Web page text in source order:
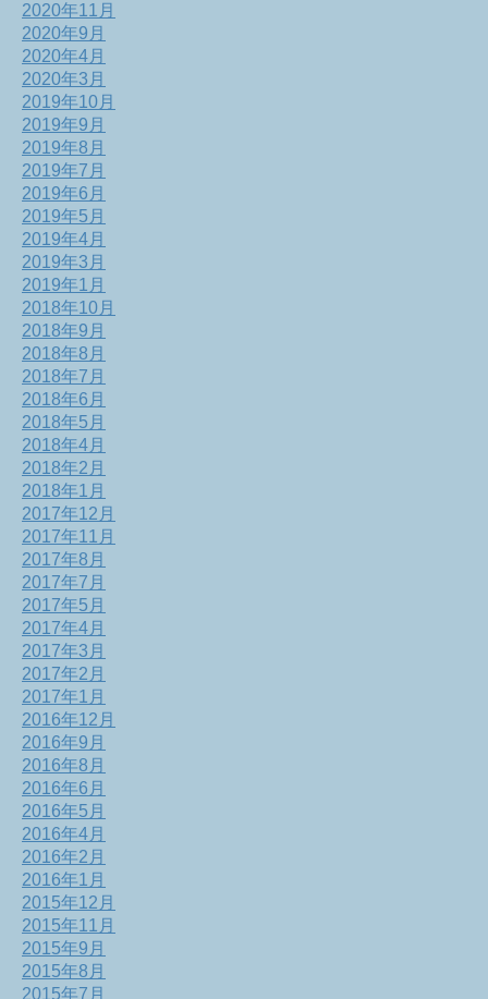
2020年11月
2020年9月
2020年4月
2020年3月
2019年10月
2019年9月
2019年8月
2019年7月
2019年6月
2019年5月
2019年4月
2019年3月
2019年1月
2018年10月
2018年9月
2018年8月
2018年7月
2018年6月
2018年5月
2018年4月
2018年2月
2018年1月
2017年12月
2017年11月
2017年8月
2017年7月
2017年5月
2017年4月
2017年3月
2017年2月
2017年1月
2016年12月
2016年9月
2016年8月
2016年6月
2016年5月
2016年4月
2016年2月
2016年1月
2015年12月
2015年11月
2015年9月
2015年8月
2015年7月